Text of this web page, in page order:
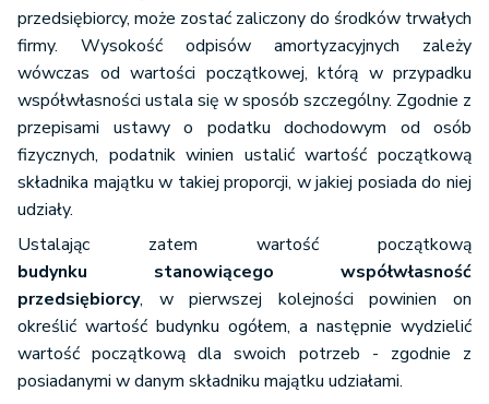
przedsiębiorcy, może zostać zaliczony do środków trwałych
firmy. Wysokość odpisów amortyzacyjnych zależy
wówczas od wartości początkowej, którą w przypadku
współwłasności ustala się w sposób szczególny. Zgodnie z
przepisami ustawy o podatku dochodowym od osób
fizycznych, podatnik winien ustalić wartość początkową
składnika majątku w takiej proporcji, w jakiej posiada do niej
udziały.
Ustalając zatem wartość początkową
budynku stanowiącego współwłasność
przedsiębiorcy, w pierwszej kolejności powinien on
określić wartość budynku ogółem, a następnie wydzielić
wartość początkową dla swoich potrzeb - zgodnie z
posiadanymi w danym składniku majątku udziałami.